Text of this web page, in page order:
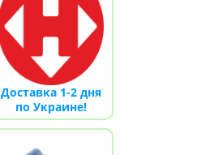
Доставка 1-2 дня
по Украине!